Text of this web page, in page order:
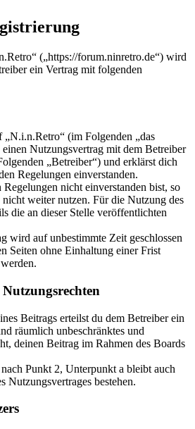
(„https://forum.ninretro.de“) wird
ein Vertrag mit folgenden
(im Folgenden „das
Nutzungsvertrag mit dem Betreiber
„Betreiber“) und erklärst dich
Regelungen einverstanden.
nicht einverstanden bist, so
weiter nutzen. Für die Nutzung des
die an dieser Stelle veröffentlichten
wird auf unbestimmte Zeit geschlossen
Seiten ohne Einhaltung einer Frist
Beitrags erteilst du dem Betreiber ein
räumlich unbeschränktes und
deinen Beitrag im Rahmen des Boards
Punkt 2, Unterpunkt a bleibt auch
Nutzungsvertrages bestehen.